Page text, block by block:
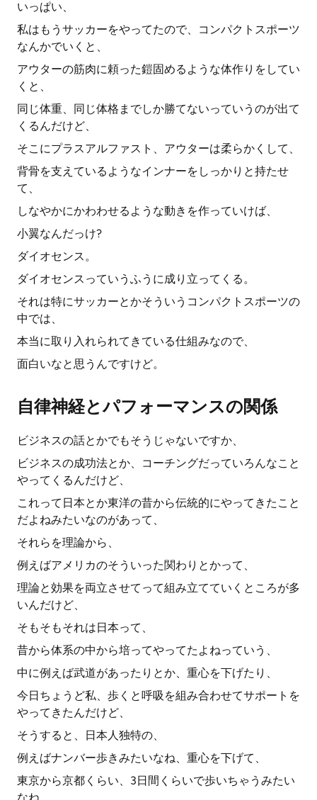
いっぱい、
私はもうサッカーをやってたので、コンパクトスポーツ
なんかでいくと、
アウターの筋肉に頼った鎧固めるような体作りをしてい
くと、
同じ体重、同じ体格までしか勝てないっていうのが出て
くるんだけど、
そこにプラスアルファスト、アウターは柔らかくして、
背骨を支えているようなインナーをしっかりと持たせ
て、
しなやかにかわわせるような動きを作っていけば、
小翼なんだっけ?
ダイオセンス。
ダイオセンスっていうふうに成り立ってくる。
それは特にサッカーとかそういうコンパクトスポーツの
中では、
本当に取り入れられてきている仕組みなので、
面白いなと思うんですけど。
自律神経とパフォーマンスの関係
ビジネスの話とかでもそうじゃないですか、
ビジネスの成功法とか、コーチングだっていろんなこと
やってくるんだけど、
これって日本とか東洋の昔から伝統的にやってきたこと
だよねみたいなのがあって、
それらを理論から、
例えばアメリカのそういった関わりとかって、
理論と効果を両立させてって組み立てていくところが多
いんだけど、
そもそもそれは日本って、
昔から体系の中から培ってやってたよねっていう、
中に例えば武道があったりとか、重心を下げたり、
今日ちょうど私、歩くと呼吸を組み合わせてサポートを
やってきたんだけど、
そうすると、日本人独特の、
例えばナンバー歩きみたいなね、重心を下げて、
東京から京都くらい、3日間くらいで歩いちゃうみたい